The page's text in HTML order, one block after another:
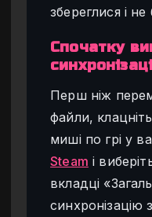
збереглися і
Спочатку
Перш ніж
файли,
миші по грі у
Steam і
вкладці
синхронізацію